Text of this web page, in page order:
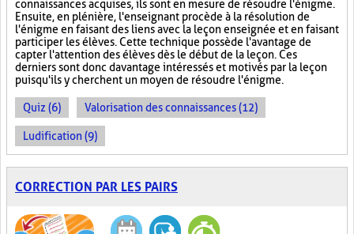
connaissances acquises, ils sont en mesure de résoudre l'énigme.
Ensuite, en plénière, l'enseignant procède à la résolution de
l'énigme en faisant des liens avec la leçon enseignée et en faisant
participer les élèves. Cette technique possède l'avantage de
capter l'attention des élèves dès le début de la leçon. Ces
derniers sont donc davantage intéressés et motivés par la leçon
puisqu'ils y cherchent un moyen de résoudre l'énigme.
Quiz (6) Valorisation des connaissances (12)
Ludification (9)
CORRECTION PAR LES PAIRS